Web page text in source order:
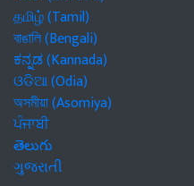
தமிழ் (Tamil)
বাঙালি (Bengali)
ಕನ್ನಡ (Kannada)
ଓଡିଆ (Odia)
অসমীয়া (Asomiya)
ਪੰਜਾਬੀ
తెలుగు
ગુજરાતી